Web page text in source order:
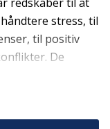
stress, til
til positiv
De
stress og bruger
på